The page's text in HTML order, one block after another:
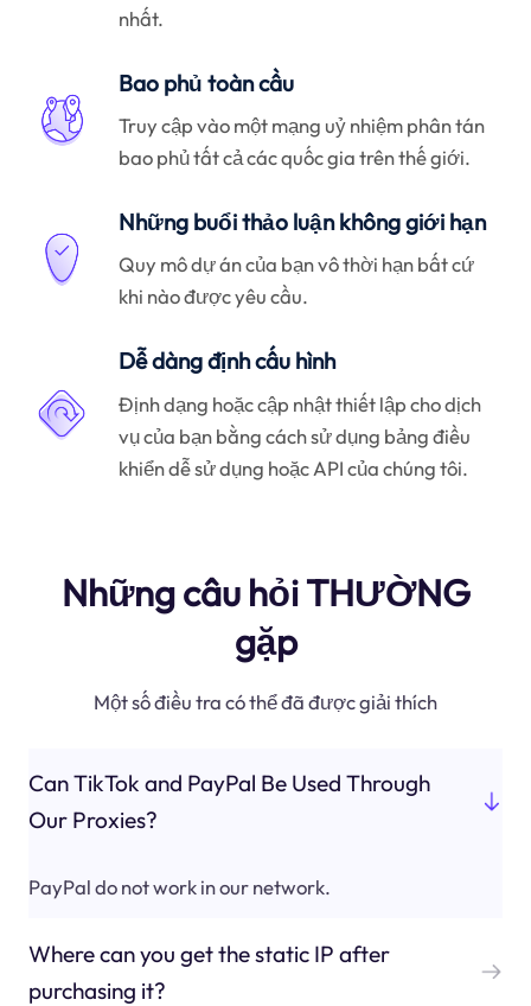
nhất.
Bao phủ toàn cầu
Truy cập vào một mạng uỷ nhiệm phân tán
bao phủ tất cả các quốc gia trên thế giới.
Những buổi thảo luận không giới hạn
Quy mô dự án của bạn vô thời hạn bất cứ
khi nào được yêu cầu.
Dễ dàng định cấu hình
Định dạng hoặc cập nhật thiết lập cho dịch
vụ của bạn bằng cách sử dụng bảng điều
khiển dễ sử dụng hoặc API của chúng tôi.
Những câu hỏi THƯỜNG
gặp
Một số điều tra có thể đã được giải thích
Can TikTok and PayPal Be Used Through
Our Proxies?
PayPal do not work in our network.
Where can you get the static IP after
purchasing it?